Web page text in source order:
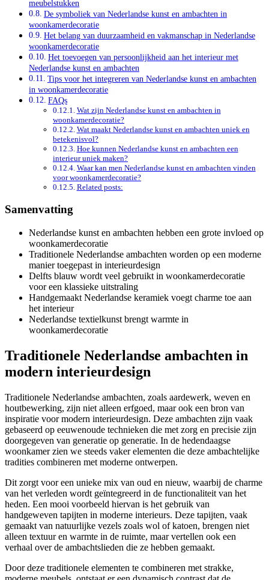
meubelstukken
De symboliek van Nederlandse kunst en ambachten in
woonkamerdecoratie
Het belang van duurzaamheid en vakmanschap in Nederlandse
woonkamerdecoratie
Het toevoegen van persoonlijkheid aan het interieur met
Nederlandse kunst en ambachten
Tips voor het integreren van Nederlandse kunst en ambachten
in woonkamerdecoratie
FAQs
Wat zijn Nederlandse kunst en ambachten in
woonkamerdecoratie?
Wat maakt Nederlandse kunst en ambachten uniek en
betekenisvol?
Hoe kunnen Nederlandse kunst en ambachten een
interieur uniek maken?
Waar kan men Nederlandse kunst en ambachten vinden
voor woonkamerdecoratie?
Related posts:
Samenvatting
Nederlandse kunst en ambachten hebben een grote invloed op
woonkamerdecoratie
Traditionele Nederlandse ambachten worden op een moderne
manier toegepast in interieurdesign
Delfts blauw wordt veel gebruikt in woonkamerdecoratie
voor een klassieke uitstraling
Handgemaakt Nederlandse keramiek voegt charme toe aan
het interieur
Nederlandse textielkunst brengt warmte in
woonkamerdecoratie
Traditionele Nederlandse ambachten in
modern interieurdesign
Traditionele Nederlandse ambachten, zoals aardewerk, weven en
houtbewerking, zijn niet alleen erfgoed, maar ook een bron van
inspiratie voor modern interieurdesign. Deze ambachten zijn vaak
gebaseerd op eeuwenoude technieken die met zorg en precisie zijn
doorgegeven van generatie op generatie. In de hedendaagse
woonkamer zien we steeds vaker elementen die deze ambachtelijke
tradities combineren met moderne ontwerpen.
Dit zorgt voor een unieke mix van oud en nieuw, waarbij de charme
van het verleden wordt geïntegreerd in de functionaliteit van het
heden. Een mooi voorbeeld hiervan is het gebruik van
handgeweven tapijten in moderne interieurs. Deze tapijten, vaak
gemaakt van natuurlijke vezels zoals wol of katoen, brengen niet
alleen textuur en warmte in de ruimte, maar vertellen ook een
verhaal over de ambachtslieden die ze hebben gemaakt.
Door deze traditionele elementen te combineren met strakke,